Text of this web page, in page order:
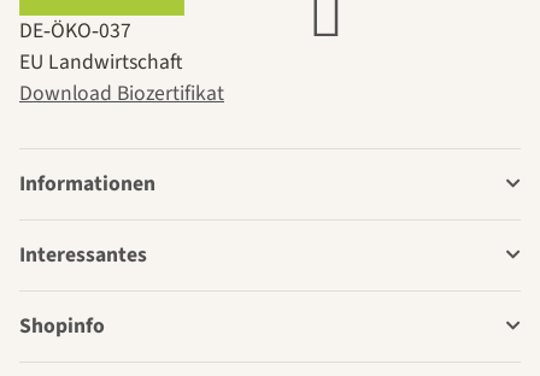
DE‑ÖKO‑037
EU Landwirtschaft
Download Biozertifikat
Informationen
Interessantes
Shopinfo